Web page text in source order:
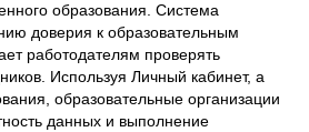
образования. Система
доверия к образовательным
работодателям проверять
Используя Личный кабинет, а
образовательные организации
данных и выполнение